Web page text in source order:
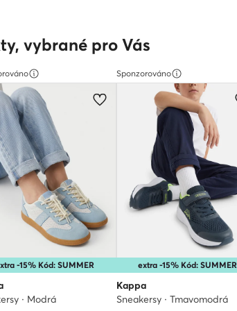
vybrané pro Vás
-15% Kód: SUMMER
· Modrá
Sponzorováno
extra -15% Kód: SUMMER
Kappa
Sneakersy · Tmavomodrá